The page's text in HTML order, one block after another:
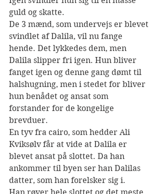
guld og skatte.
De 3 mænd, som undervejs er blevet
svindlet af Dalila, vil nu fange
hende. Det lykkedes dem, men
Dalila slipper fri igen. Hun bliver
fanget igen og denne gang dømt til
halshugning, men i stedet for bliver
hun benådet og ansat som
forstander for de kongelige
brevduer.
En tyv fra cairo, som hedder Ali
Kviksølv får at vide at Dalila er
blevet ansat på slottet. Da han
ankommer til byen ser han Dalilas
datter, som han forelsker sig i.